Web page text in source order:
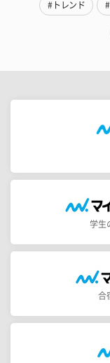
#トレンド
学生
合